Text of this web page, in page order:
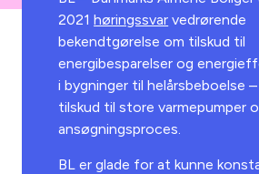
2021høringssvar vedrørende
bekendtgørelse om tilskud til
energibesparelser og
i bygninger til helårsbeboelse
tilskud til store varmepumper
ansøgningsproces.
BL er glade for at kunne